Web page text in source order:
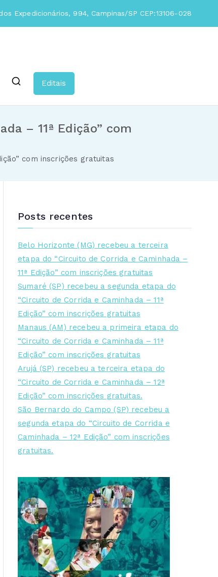
Expedicionários, 994, Campinas/SP CEP:13106-028
Editais
– 11ª Edição” com
com inscrições gratuitas
Posts recentes
Belo Horizonte (MG) recebeu a terceira
etapa do “Circuito de Corrida e Caminhada –
11ª Edição” com inscrições gratuitas
Sumaré (SP) recebeu a segunda etapa do
“Circuito de Corrida e Caminhada – 11ª
Edição” com inscrições gratuitas
Manaus (AM) recebeu a primeira etapa do
“Circuito de Corrida e Caminhada – 11ª
Edição” com inscrições gratuitas
Arujá (SP) recebeu a terceira etapa do
“Circuito de Corrida e Caminhada – 12ª
Edição” com inscrições gratuitas.
São Bernardo do Campo (SP) recebeu a
segunda etapa do “Circuito de Corrida e
Caminhada – 12ª Edição” com inscrições
gratuitas.